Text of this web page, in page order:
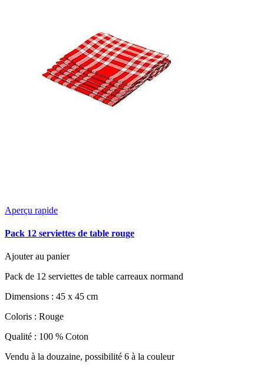
Aperçu rapide
Pack 12 serviettes de table rouge
Ajouter au panier
Pack de 12 serviettes de table carreaux normand
Dimensions : 45 x 45 cm
Coloris : Rouge
Qualité : 100 % Coton
Vendu à la douzaine, possibilité 6 à la couleur